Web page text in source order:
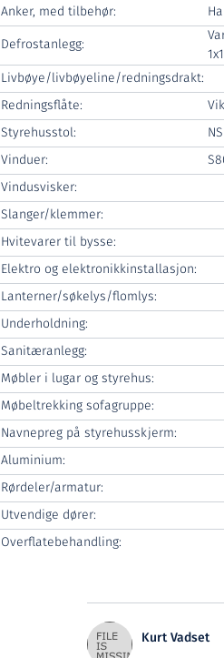
Anker, med tilbehør:
Defrostanlegg:
Livbøye/livbøyeline/redningsdrakt:
Redningsflåte:
Styrehusstol:
Vinduer:
Vindusvisker:
Slanger/klemmer:
Hvitevarer til bysse:
Elektro og elektronikkinstallasjon:
Lanterner/søkelys/flomlys:
Underholdning:
Sanitæranlegg:
Møbler i lugar og styrehus:
Møbeltrekking sofagruppe:
Navnepreg på styrehusskjerm:
Aluminium:
Rørdeler/armatur:
Utvendige dører:
Overflatebehandling:
Kurt Vadset